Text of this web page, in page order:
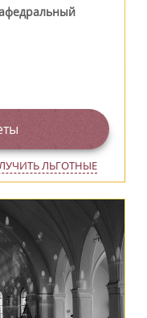
ЛЬГОТНЫЕ